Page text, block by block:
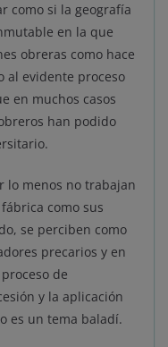
como si la geografía
en la que
obreras como hace
al evidente proceso
en muchos casos
han podido
lo menos no trabajan
como sus
se perciben como
precarios y en
de
y la aplicación
es un tema baladí.